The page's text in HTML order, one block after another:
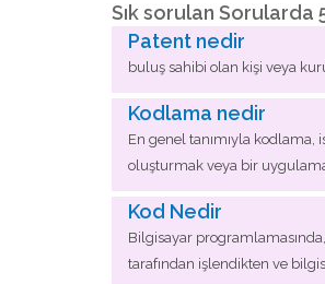
Sık sorulan Sorularda
Patent nedir
buluş sahibi olan kişi veya
Kodlama nedir
En genel tanımıyla
oluşturmak veya bir uygulama
Kod Nedir
Bilgisayar
tarafından işlendikten ve